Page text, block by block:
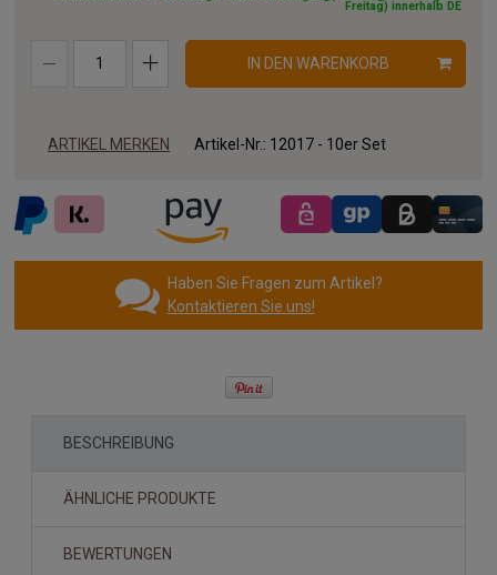
Freitag) innerhalb DE
IN DEN WARENKORB
ARTIKEL MERKEN Artikel-Nr.: 12017 - 10er Set
Haben Sie Fragen zum Artikel?
Kontaktieren Sie uns!
BESCHREIBUNG
ÄHNLICHE PRODUKTE
BEWERTUNGEN